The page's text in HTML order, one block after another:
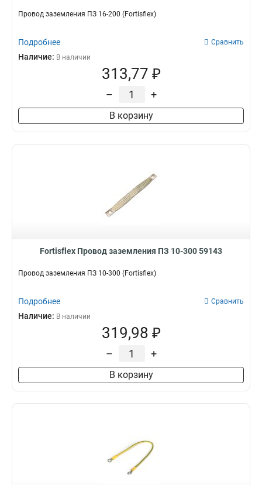
Провод заземления ПЗ 16-200 (Fortisflex)
Подробнее Сравнить
Наличие: В наличии
313,77 ₽
– +
В корзину
Fortisflex Провод заземления ПЗ 10-300 59143
Провод заземления ПЗ 10-300 (Fortisflex)
Подробнее Сравнить
Наличие: В наличии
319,98 ₽
– +
В корзину